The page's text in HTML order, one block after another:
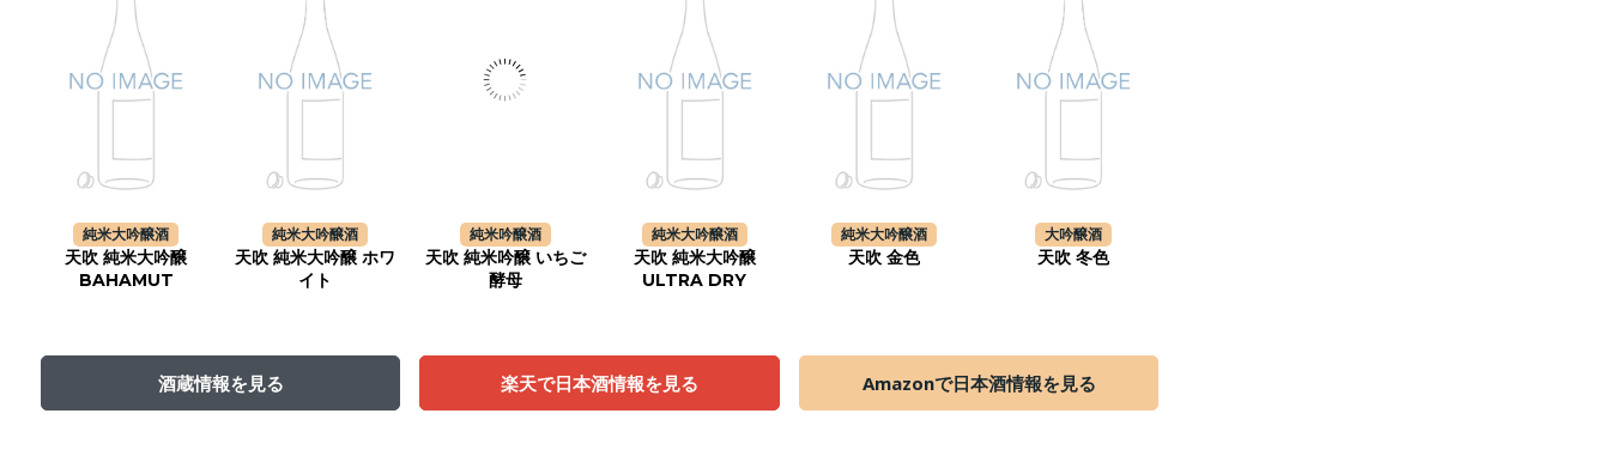
純米大吟醸酒
天吹 純米大吟醸
BAHAMUT
純米大吟醸酒
天吹 純米大吟醸 ホワ
イト
純米吟醸酒
天吹 純米吟醸 いちご
酵母
純米大吟醸酒
天吹 純米大吟醸
ULTRA DRY
純米大吟醸酒
天吹 金色
大吟醸酒
天吹 冬色
酒蔵情報を見る 楽天で日本酒情報を見る Amazonで日本酒情報を見る